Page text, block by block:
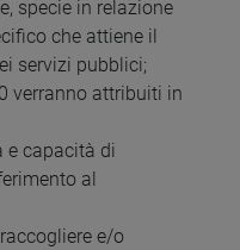
specie in relazione
che attiene il
servizi pubblici;
verranno attribuiti in
e capacità di
al
e/o